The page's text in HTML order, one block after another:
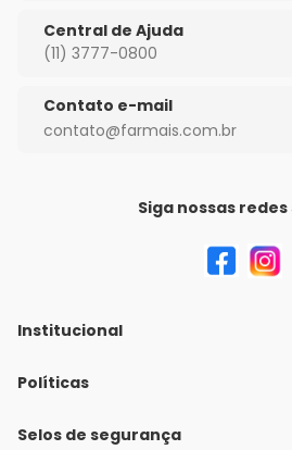
Central de Ajuda
(11) 3777-0800
Contato e-mail
contato@farmais.com.br
Siga nossas
Institucional
Quem Somos
Nossas lojas
Políticas
Política de Envio
Selos de segurança